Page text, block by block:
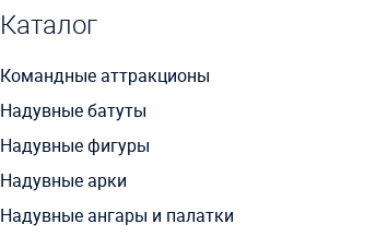
Каталог
Командные аттракционы
Надувные батуты
Надувные фигуры
Надувные арки
Надувные ангары и палатки